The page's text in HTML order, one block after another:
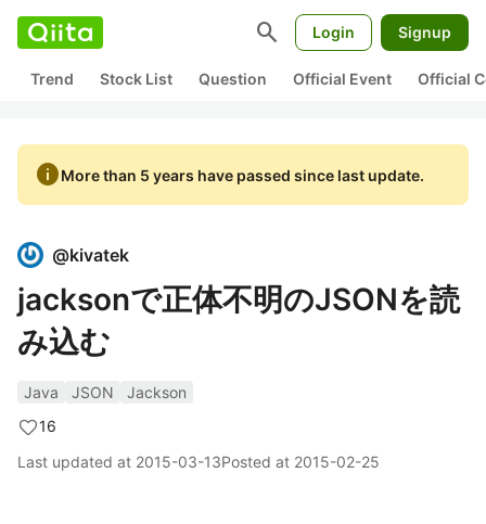
search Login Signup
Trend Stock List Question Official Event Official
infoMore than 5 years have passed since last update.
@kivatek
jacksonで正体不明のJSONを読
み込む
Java JSON
Jackson
16
Last updated at 2015-03-13Posted at 2015-02-25